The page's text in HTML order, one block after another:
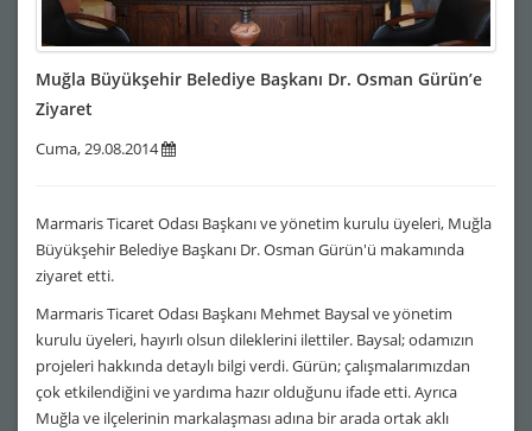
Muğla Büyükşehir Belediye Başkanı Dr. Osman Gürün’e
Ziyaret
Cuma, 29.08.2014
Marmaris Ticaret Odası Başkanı ve yönetim kurulu üyeleri, Muğla
Büyükşehir Belediye Başkanı Dr. Osman Gürün'ü makamında
ziyaret etti.
Marmaris Ticaret Odası Başkanı Mehmet Baysal ve yönetim
kurulu üyeleri, hayırlı olsun dileklerini ilettiler. Baysal; odamızın
projeleri hakkında detaylı bilgi verdi. Gürün; çalışmalarımızdan
çok etkilendiğini ve yardıma hazır olduğunu ifade etti. Ayrıca
Muğla ve ilçelerinin markalaşması adına bir arada ortak aklı